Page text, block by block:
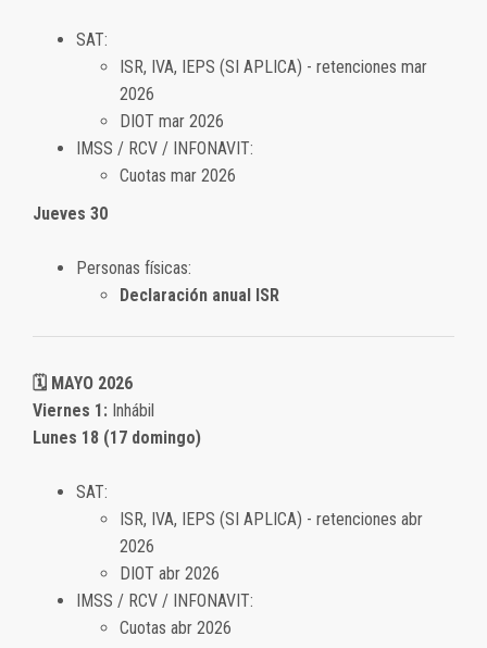
SAT:
ISR, IVA, IEPS (SI APLICA) - retenciones mar
2026
DIOT mar 2026
IMSS / RCV / INFONAVIT:
Cuotas mar 2026
Jueves 30
Personas físicas:
Declaración anual ISR
🗓️ MAYO 2026
Viernes 1: Inhábil
Lunes 18 (17 domingo)
SAT:
ISR, IVA, IEPS (SI APLICA) - retenciones abr
2026
DIOT abr 2026
IMSS / RCV / INFONAVIT:
Cuotas abr 2026